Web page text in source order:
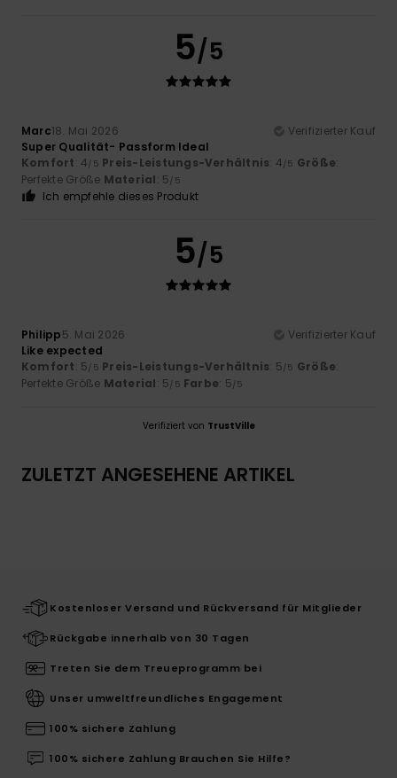
5/5
Marc18. Mai 2026
Verifizierter Kauf
Super Qualität- Passform Ideal
Komfort: 4/5 Preis-Leistungs-Verhältnis: 4/5 Größe:
Perfekte Größe Material: 5/5
Ich empfehle dieses Produkt
5/5
Philipp5. Mai 2026
Verifizierter Kauf
Like expected
Komfort: 5/5 Preis-Leistungs-Verhältnis: 5/5 Größe:
Perfekte Größe Material: 5/5 Farbe: 5/5
Verifiziert von TrustVille
ZULETZT ANGESEHENE ARTIKEL
Kostenloser Versand und Rückversand für Mitglieder
Rückgabe innerhalb von 30 Tagen
Treten Sie dem Treueprogramm bei
Unser umweltfreundliches Engagement
100% sichere Zahlung
100% sichere Zahlung Brauchen Sie Hilfe?